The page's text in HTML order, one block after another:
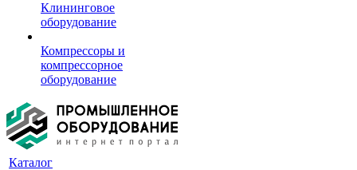
Клининговое
оборудование
Компрессоры и
компрессорное
оборудование
Каталог